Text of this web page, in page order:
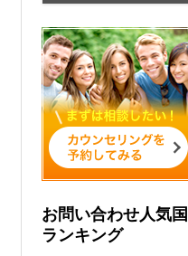
お問い合わせ人気国
ランキング